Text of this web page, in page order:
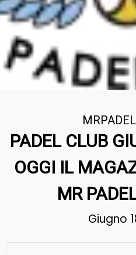
PADEL CLUB
OGGI IL
MR
Giugno